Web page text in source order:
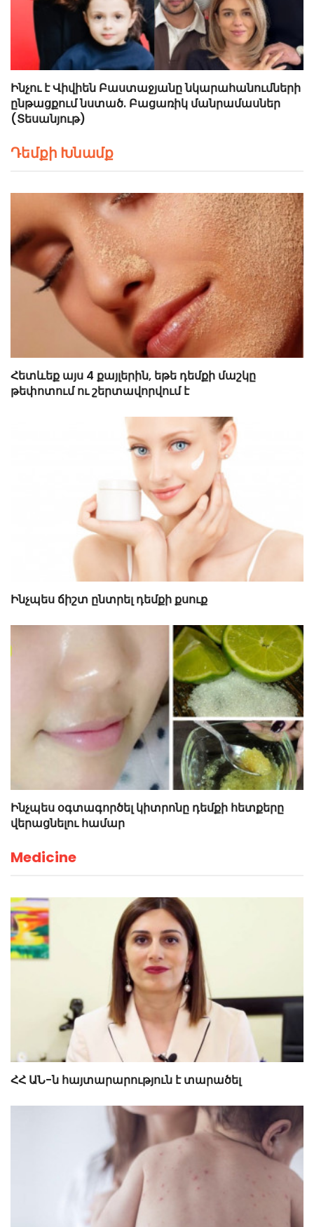
Ինչու է Վիվիեն Բաստաջյանը նկարահանումների
ընթացքում նստած. Բացառիկ մանրամասներ
(Տեսանյութ)
Դեմքի Խնամք
Հետևեք այս 4 քայլերին, եթե դեմքի մաշկը
թեփոտում ու շերտավորվում է
Ինչպես ճիշտ ընտրել դեմքի քսուք
Ինչպես օգտագործել կիտրոնը դեմքի հետքերը
վերացնելու համար
Medicine
ՀՀ ԱՆ-ն հայտարարություն է տարածել